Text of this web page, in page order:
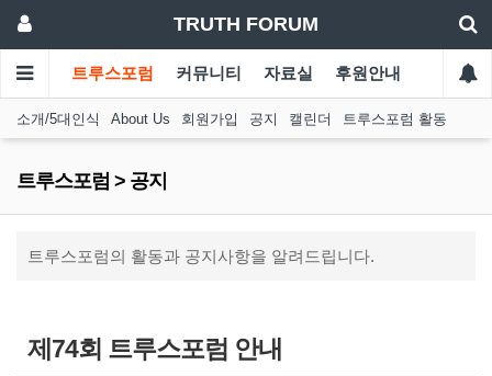
TRUTH FORUM
트루스포럼 커뮤니티 자료실 후원안내
소개/5대인식 About Us 회원가입 공지 캘린더 트루스포럼 활동
트루스포럼 > 공지
트루스포럼의 활동과 공지사항을 알려드립니다.
제74회 트루스포럼 안내